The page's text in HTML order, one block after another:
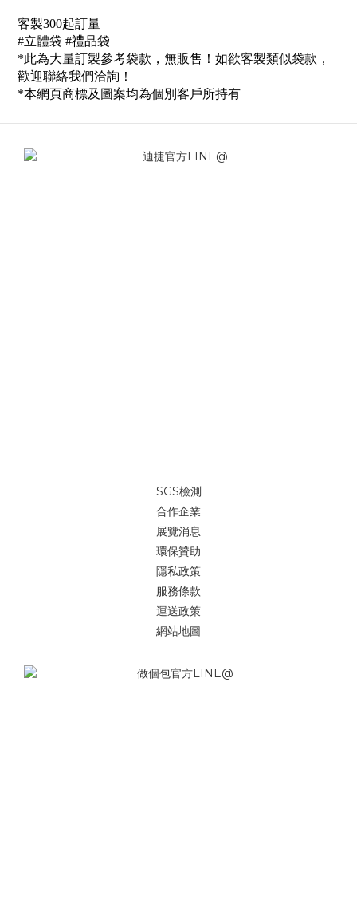
客製300起訂量
#立體袋 #禮品袋
*此為大量訂製參考袋款，無販售！如欲客製類似袋款，
歡迎聯絡我們洽詢！
*本網頁商標及圖案均為個別客戶所持有
SGS檢測
合作企業
展覽消息
環保贊助
隱私政策
服務條款
運送政策
網站地圖